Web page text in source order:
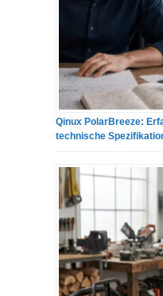
Qinux PolarBreeze:
technische